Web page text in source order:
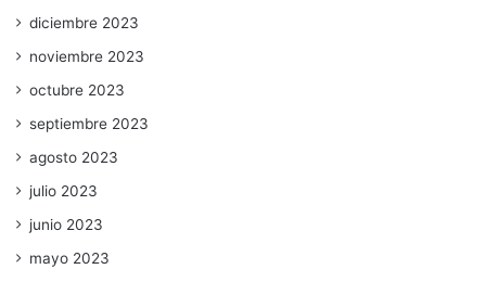
diciembre 2023
noviembre 2023
octubre 2023
septiembre 2023
agosto 2023
julio 2023
junio 2023
mayo 2023